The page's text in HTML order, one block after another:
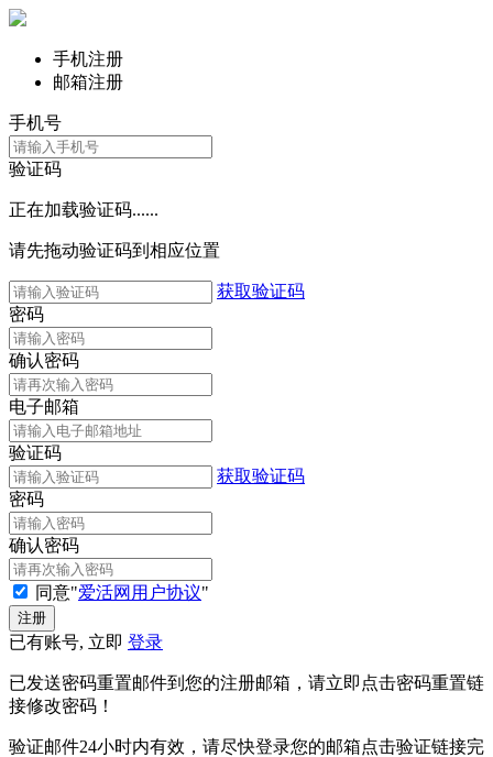
手机注册
邮箱注册
手机号
验证码
正在加载验证码......
请先拖动验证码到相应位置
获取验证码
密码
确认密码
电子邮箱
验证码
获取验证码
密码
确认密码
同意"爱活网用户协议"
已有账号, 立即 登录
已发送密码重置邮件到您的注册邮箱，请立即点击密码重置链
接修改密码！
验证邮件24小时内有效，请尽快登录您的邮箱点击验证链接完